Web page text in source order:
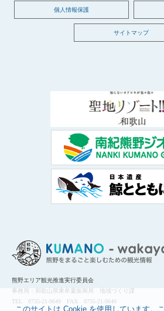
このサイトは Cookie を使用しています。こ
熊野エリア観光推進実行委員会
事務局：和歌山県東牟婁振興局 地域づくり課
TEL 0735-21-9649 FAX 0735-21-9640
個人情報保護
サイトマップ